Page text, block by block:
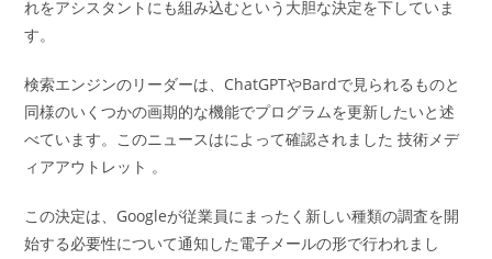
ー:
れをアシスタントにも組み込むという大胆な決定を下していま
す。
検索エンジンのリーダーは、ChatGPTやBardで見られるものと
同様のいくつかの画期的な機能でプログラムを更新したいと述
べています。このニュースはによって確認されました 技術メデ
ィアアウトレット 。
この決定は、Googleが従業員にまったく新しい種類の調査を開
始する必要性について通知した電子メールの形で行われまし